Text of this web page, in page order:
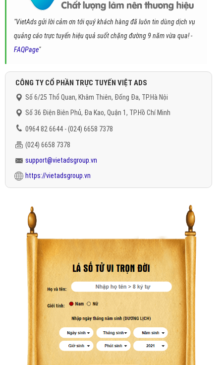
"VietAds gửi lời cảm ơn tới quý khách hàng đã luôn tin dùng dịch vụ
quảng cáo trực tuyến hiệu quả suốt chặng đường 9 năm vừa qua! -
FAQPage"
CÔNG TY CỔ PHẦN TRỰC TUYẾN VIỆT ADS
Số 6/25 Thổ Quan, Khâm Thiên, Đống Đa, TP.Hà Nội
Số 36 Điện Biên Phủ, Đa Kao, Quận 1, TP.Hồ Chí Minh
0964 82 6644 - (024) 6658 7378
(024) 6658 7378
support@vietadsgroup.vn
https://vietadsgroup.vn